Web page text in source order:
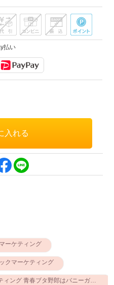
払い
ーケティング
クマーケティング
ブタ野郎はバニーガール先輩の夢を見ない